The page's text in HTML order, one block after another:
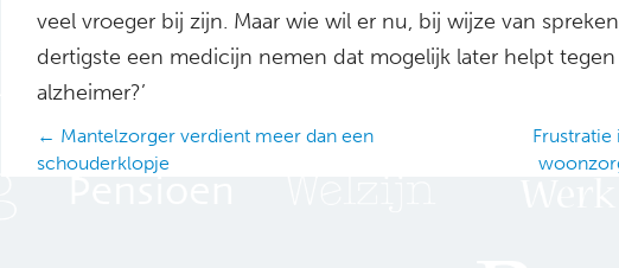
veel vroeger bij zijn. Maar wie wil er nu, bij wijze van
dertigste een medicijn nemen dat mogelijk later helpt tegen
alzheimer?’
Posts
navigation
← Mantelzorger verdient meer dan een
schouderklopje